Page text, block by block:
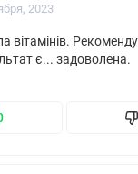
2023
вітамінів.
є... задоволена.